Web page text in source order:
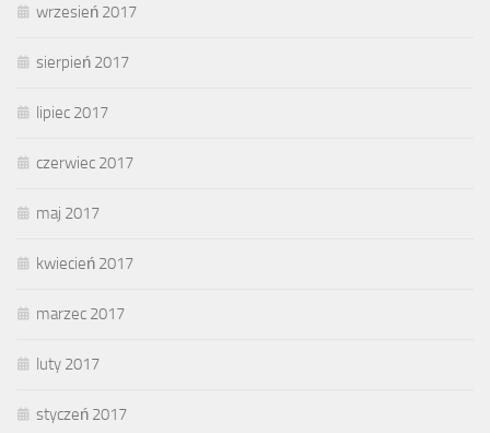
wrzesień 2017
sierpień 2017
lipiec 2017
czerwiec 2017
maj 2017
kwiecień 2017
marzec 2017
luty 2017
styczeń 2017